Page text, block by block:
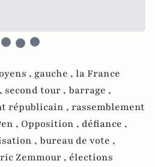
, gauche , la France
second tour , barrage ,
républicain , rassemblement
, Opposition , défiance ,
, bureau de vote ,
Zemmour , élections